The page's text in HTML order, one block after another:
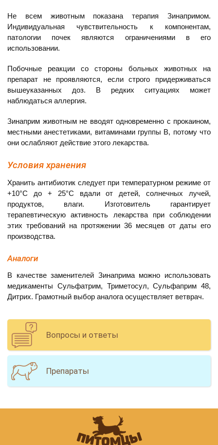
Не всем животным показана терапия Зинапримом.
Индивидуальная чувствительность к компонентам,
патологии почек являются ограничениями в его
использовании.
Побочные реакции со стороны больных животных на
препарат не проявляются, если строго придерживаться
вышеуказанных доз. В редких ситуациях может
наблюдаться аллергия.
Зинаприм животным не вводят одновременно с прокаином,
местными анестетиками, витаминами группы В, потому что
они ослабляют действие этого лекарства.
Условия хранения
Хранить антибиотик следует при температурном режиме от
+10°С до + 25°С вдали от детей, солнечных лучей,
продуктов, влаги. Изготовитель гарантирует
терапевтическую активность лекарства при соблюдении
этих требований на протяжении 36 месяцев от даты его
производства.
Аналоги
В качестве заменителей Зинаприма можно использовать
медикаменты Сульфатрим, Триметосул, Сульфаприм 48,
Дитрих. Грамотный выбор аналога осуществляет ветврач.
Вопросы и ответы
Препараты